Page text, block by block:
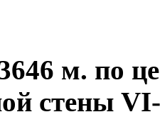
м. по
стены